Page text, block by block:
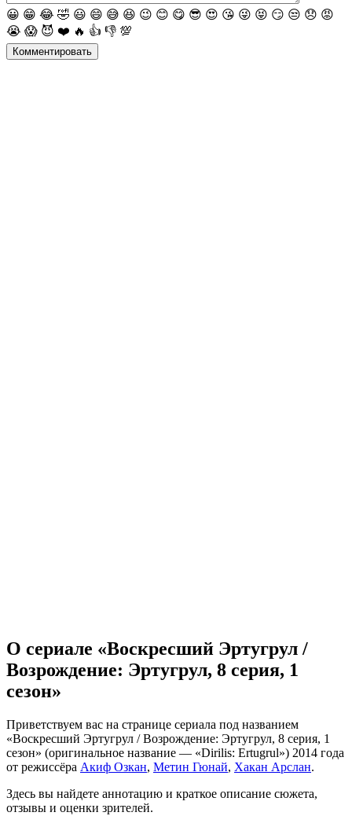
😀 😁 😂 🤣 😃 😄 😅 😆 😉 😊 😋 😎 😍 😘 😜 😝 😏 😒 😞 😡
😭 😱 😈 ❤️ 🔥 👍 👎 💯
Комментировать
О сериале «Воскресший Эртугрул /
Возрождение: Эртугрул, 8 серия, 1
сезон»
Приветствуем вас на странице сериала под названием
«Воскресший Эртугрул / Возрождение: Эртугрул, 8 серия, 1
сезон» (оригинальное название — «Dirilis: Ertugrul») 2014 года
от режиссёра Акиф Озкан, Метин Гюнай, Хакан Арслан.
Здесь вы найдете аннотацию и краткое описание сюжета,
отзывы и оценки зрителей.